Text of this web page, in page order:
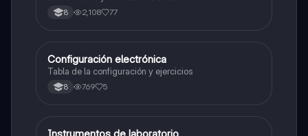
8 2,108 77
Química
Configuración electrónica
Tabla de la configuración y ejercicios
8 769 5
Química
Instrumentos de laboratorio